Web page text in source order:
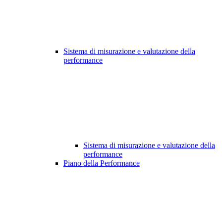
Sistema di misurazione e valutazione della
performance
Sistema di misurazione e valutazione della
performance
Piano della Performance